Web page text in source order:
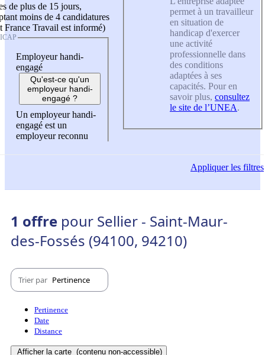
de plus de 15 jours,
moins de 4 candidatures
France Travail est informé)
Employeur handi-
engagé
Qu'est-ce qu'un
employeur handi-
engagé ?
Un employeur handi-
engagé est un
employeur reconnu
permet à un travailleur
en situation de
handicap d'exercer
une activité
professionnelle dans
des conditions
adaptées à ses
capacités. Pour en
savoir plus, consultez
le site de l’UNEA.
Appliquerles filtres
1 offre pour Sellier - Saint-Maur-
des-Fossés (94100, 94210)
Trier par Pertinence
Pertinence
Date
Distance
Afficher la carte (contenu non-accessible)